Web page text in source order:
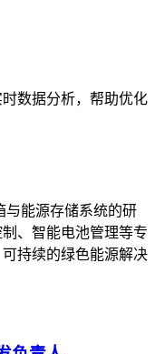
数据分析，帮助优化
与能源存储系统的研
、智能电池管理等专
持续的绿色能源解决